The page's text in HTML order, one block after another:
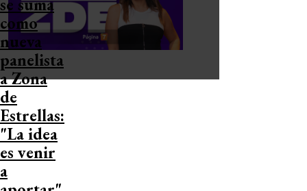
se suma
como
nueva
panelista
a Zona
de
Estrellas:
"La idea
es venir
a